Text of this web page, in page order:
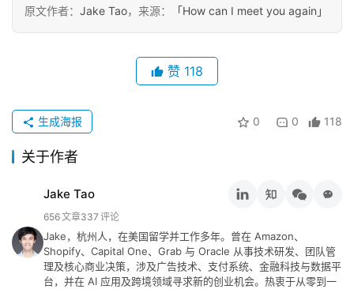
原文作者： Jake Tao，来源： 「How can I meet you again」
赞 118
0 0 118
生成海报
关于作者
Jake Tao
656文章337 评论
Jake，杭州人，在美国留学并工作多年。曾在 Amazon、
Shopify、Capital One、Grab 与 Oracle 从事技术研发、团队管
理及核心商业决策，涉及广告技术、支付系统、金融科技与数据平
台，并在 AI 应用及跨境领域寻求新的创业机会。热衷于从零到一